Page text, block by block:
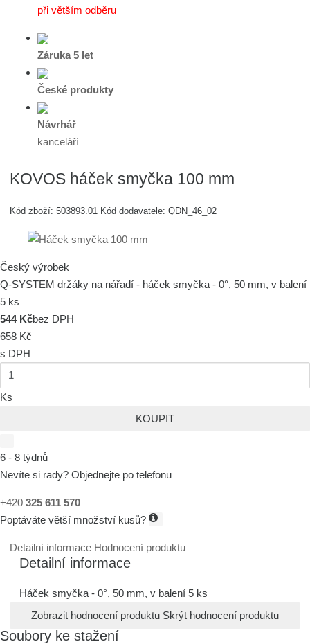
při větším odběru
Záruka 5 let
České produkty
Návrhář
kanceláří
KOVOS háček smyčka 100 mm
Kód zboží:503893.01 Kód dodavatele:QDN_46_02
Český výrobek
Q-SYSTEM držáky na nářadí - háček smyčka - 0°, 50 mm, v balení
5 ks
544 Kčbez DPH
658 Kč
s DPH
Ks
KOUPIT
6 - 8 týdnů
Nevíte si rady? Objednejte po telefonu
+420 325 611 570
Poptáváte větší množství kusů?
Detailní informace Hodnocení produktu
Detailní informace
Háček smyčka - 0°, 50 mm, v balení 5 ks
Zobrazit hodnocení produktu Skrýt hodnocení produktu
Soubory ke stažení